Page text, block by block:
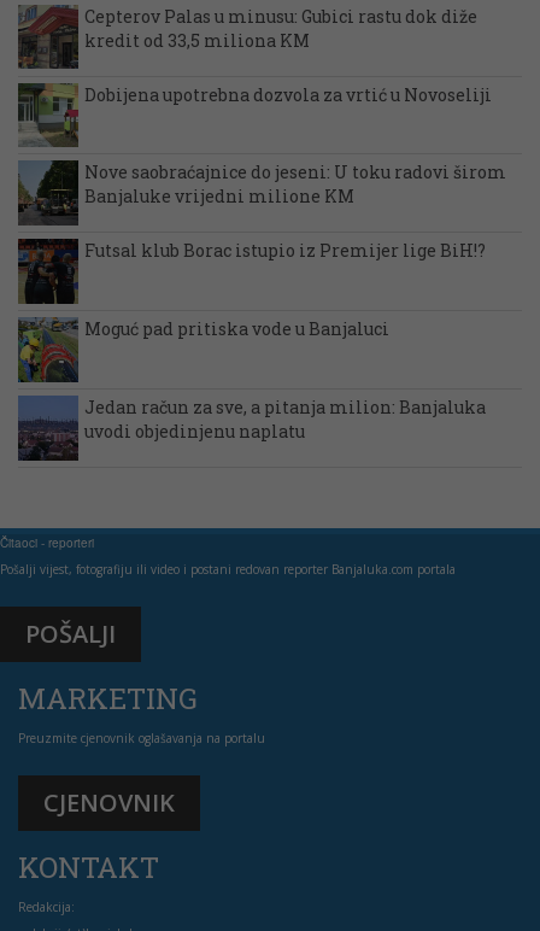
Cepterov Palas u minusu: Gubici rastu dok diže
kredit od 33,5 miliona KM
Dobijena upotrebna dozvola za vrtić u Novoseliji
Nove saobraćajnice do jeseni: U toku radovi širom
Banjaluke vrijedni milione KM
Futsal klub Borac istupio iz Premijer lige BiH!?
Moguć pad pritiska vode u Banjaluci
Jedan račun za sve, a pitanja milion: Banjaluka
uvodi objedinjenu naplatu
Čitaoci - reporteri
Pošalji vijest, fotografiju ili video i postani redovan reporter Banjaluka.com portala
POŠALJI
MARKETING
Preuzmite cjenovnik oglašavanja na portalu
CJENOVNIK
KONTAKT
Redakcija: